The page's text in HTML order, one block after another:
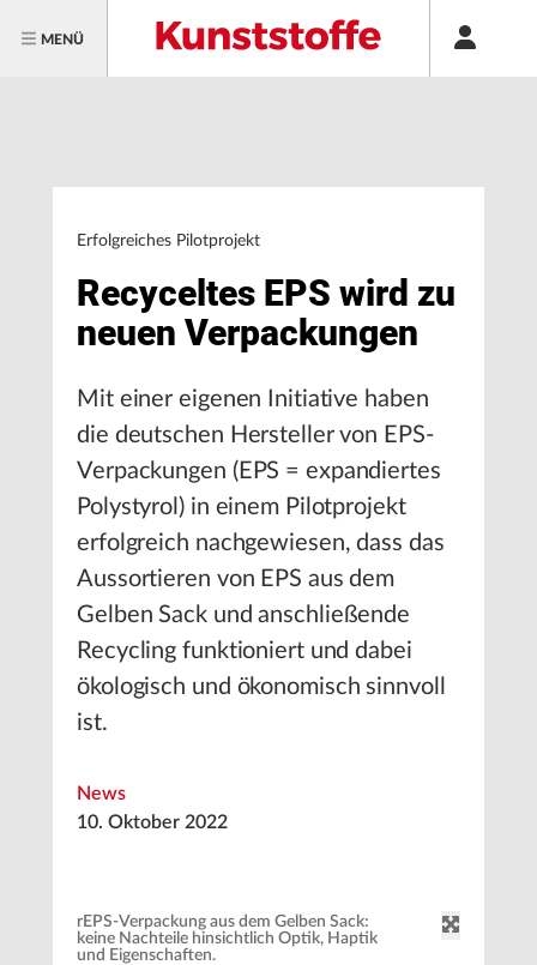
MENÜ
Erfolgreiches Pilotprojekt
Recyceltes EPS wird zu
neuen Verpackungen
Mit einer eigenen Initiative haben
die deutschen Hersteller von EPS-
Verpackungen (EPS = expandiertes
Polystyrol) in einem Pilotprojekt
erfolgreich nachgewiesen, dass das
Aussortieren von EPS aus dem
Gelben Sack und anschließende
Recycling funktioniert und dabei
ökologisch und ökonomisch sinnvoll
ist.
News
10. Oktober 2022
rEPS-Verpackung aus dem Gelben Sack:
keine Nachteile hinsichtlich Optik, Haptik
und Eigenschaften.